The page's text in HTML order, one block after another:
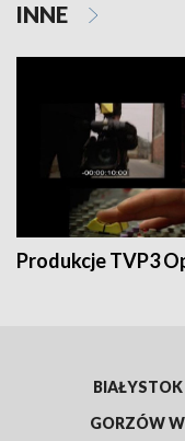
INNE
Produkcje TVP3
BIAŁYSTOK
GORZÓW